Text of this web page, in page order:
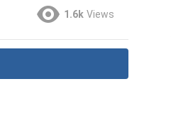
1.6k Views